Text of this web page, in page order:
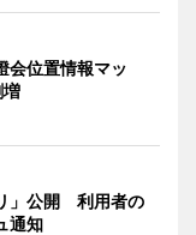
会位置情報マッ
増
」公開 利用者の
通知